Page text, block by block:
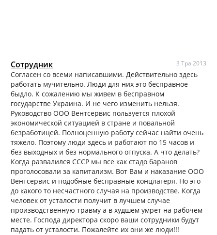
Сотрудник 3 Тра 2013
Согласен со всеми написавшими. Действительно здесь
работать мучительно. Люди для них это бесправное
быдло. К сожалению мы живем в бесправном
государстве Украина. И не чего изменить нельзя.
Руководство ООО Вентсервис пользуется плохой
экономической ситуацией в стране и повальной
безработицей. Полноценную работу сейчас найти очень
тяжело. Поэтому люди здесь и работают по 15 часов и
без выходных и без нормального отпуска. А что делать?
Когда развалился СССР мы все как стадо баранов
проголосовали за капитализм. Вот Вам и наказание ООО
Вентсервис и подобные бесправные концлагеря. Но это
до какого то несчастного случая на производстве. Когда
человек от усталости получит в лучшем случае
производственную травму а в худшем умрет на рабочем
месте. Господа директора скоро ваши сотрудники будут
падать от усталости. Пожалейте их они же люди!!!